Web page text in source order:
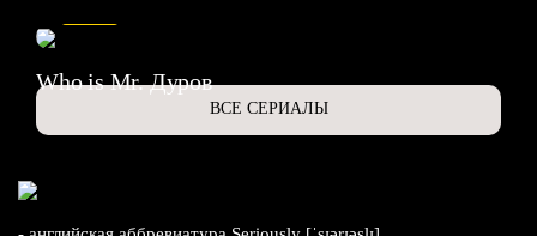
Who is Mr. Дуров
ВСЕ СЕРИАЛЫ